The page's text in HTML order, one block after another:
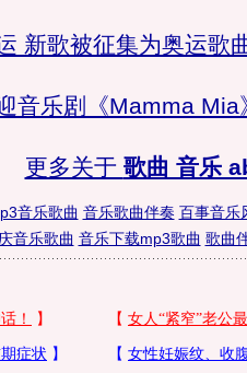
新歌被征集为奥运歌
音乐剧《Mamma Mia
更多关于 歌曲 音乐
音乐歌曲 音乐歌曲伴奏 百事音乐
音乐歌曲 音乐下载mp3歌曲 歌曲